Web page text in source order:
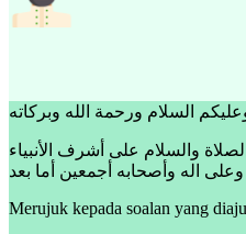
السلام ورحمة الله وبركاته
والسلام على أشرف الأنبياء
اله وأصحابه أجمعين أما بعد
Merujuk kepada soalan yang